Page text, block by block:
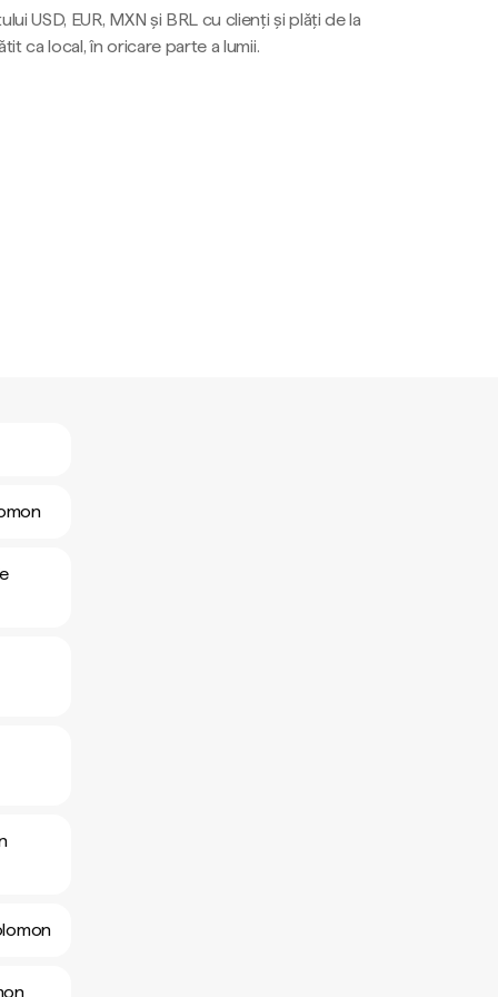
USD, EUR, MXN și BRL cu clienți și plăți de la
ca local, în oricare parte a lumii.